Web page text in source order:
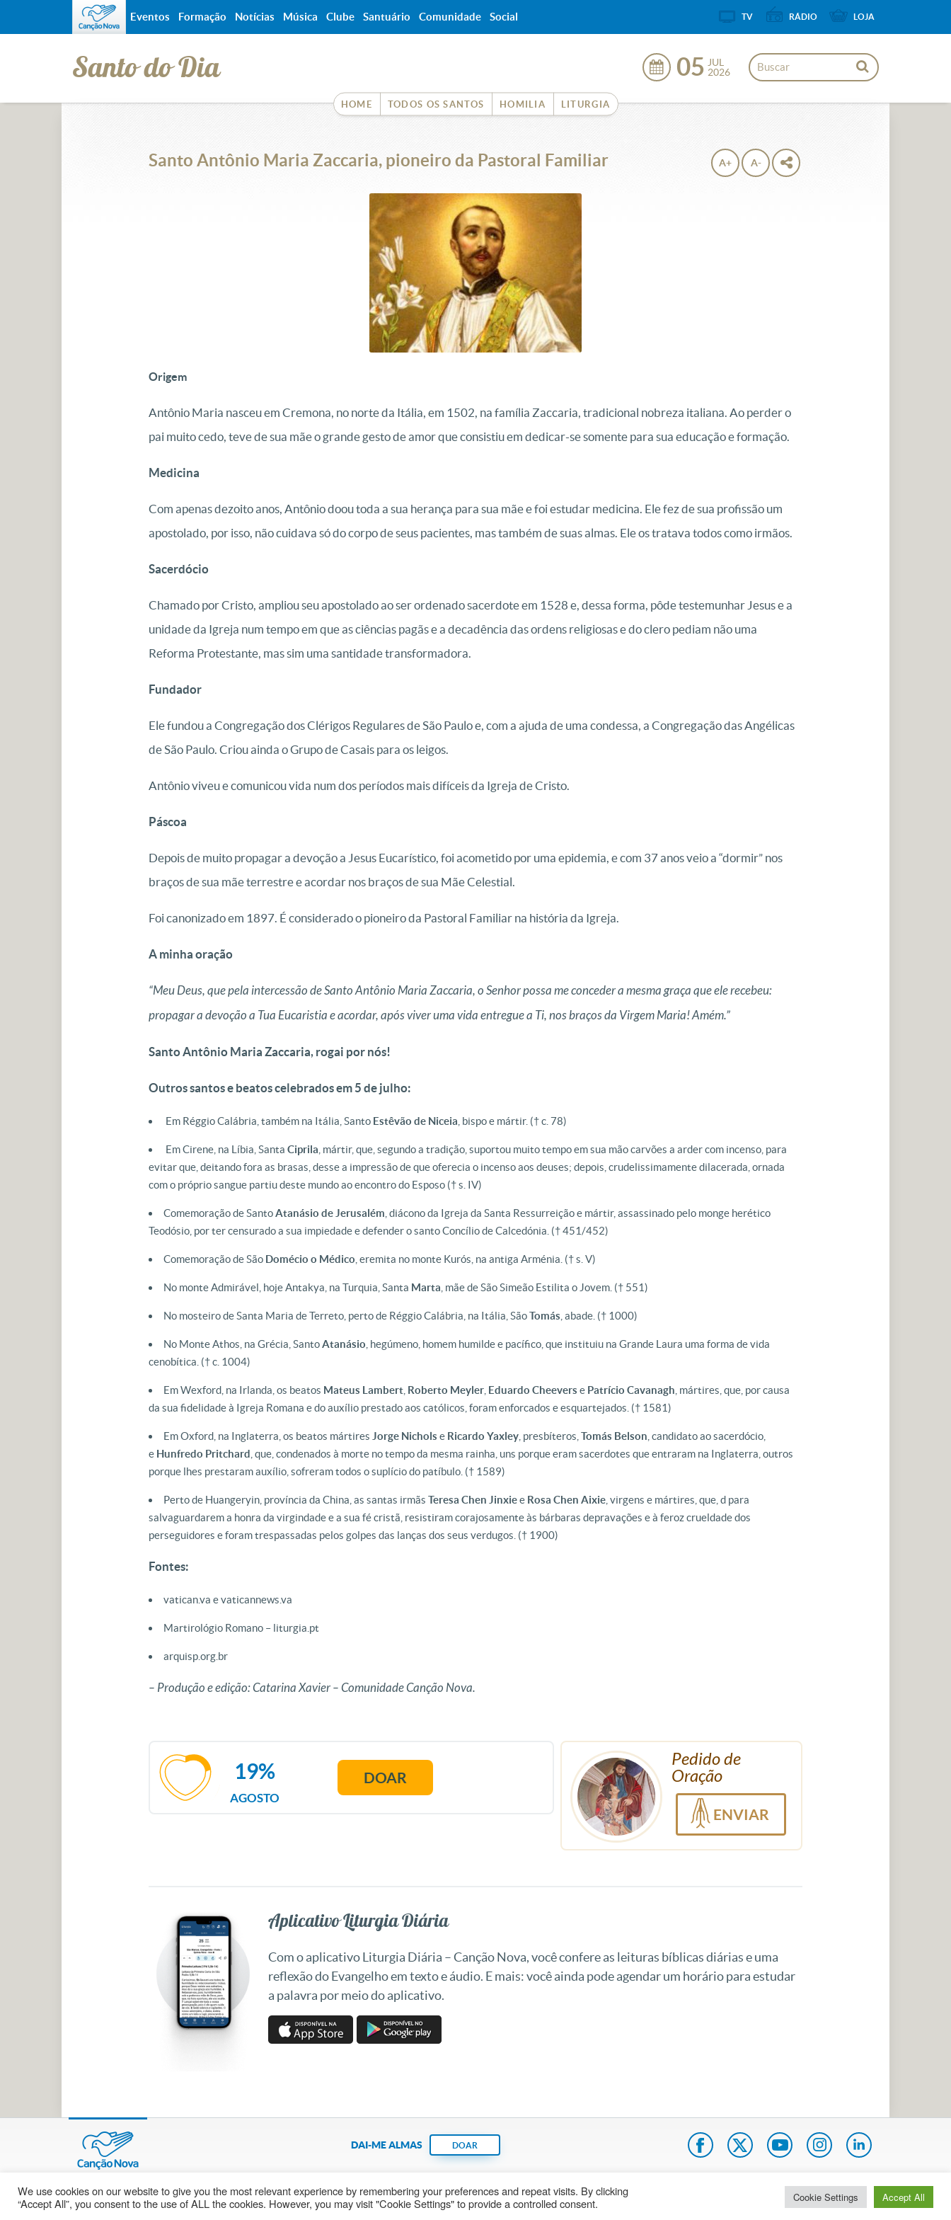
Santo do Dia
HOME TODOS OS SANTOS HOMILIA LITURGIA
05 JUL
2026
Santo Antônio Maria Zaccaria, pioneiro da Pastoral Familiar A+ A-
Origem
Antônio Maria nasceu em Cremona, no norte da Itália, em 1502, na família Zaccaria, tradicional nobreza italiana. Ao perder o
pai muito cedo, teve de sua mãe o grande gesto de amor que consistiu em dedicar-se somente para sua educação e formação.
Medicina
Com apenas dezoito anos, Antônio doou toda a sua herança para sua mãe e foi estudar medicina. Ele fez de sua profissão um
apostolado, por isso, não cuidava só do corpo de seus pacientes, mas também de suas almas. Ele os tratava todos como irmãos.
Sacerdócio
Chamado por Cristo, ampliou seu apostolado ao ser ordenado sacerdote em 1528 e, dessa forma, pôde testemunhar Jesus e a
unidade da Igreja num tempo em que as ciências pagãs e a decadência das ordens religiosas e do clero pediam não uma
Reforma Protestante, mas sim uma santidade transformadora.
Fundador
Ele fundou a Congregação dos Clérigos Regulares de São Paulo e, com a ajuda de uma condessa, a Congregação das Angélicas
de São Paulo. Criou ainda o Grupo de Casais para os leigos.
Antônio viveu e comunicou vida num dos períodos mais difíceis da Igreja de Cristo.
Páscoa
Depois de muito propagar a devoção a Jesus Eucarístico, foi acometido por uma epidemia, e com 37 anos veio a “dormir” nos
braços de sua mãe terrestre e acordar nos braços de sua Mãe Celestial.
Foi canonizado em 1897. É considerado o pioneiro da Pastoral Familiar na história da Igreja.
A minha oração
“Meu Deus, que pela intercessão de Santo Antônio Maria Zaccaria, o Senhor possa me conceder a mesma graça que ele recebeu:
propagar a devoção a Tua Eucaristia e acordar, após viver uma vida entregue a Ti, nos braços da Virgem Maria! Amém.”
Santo Antônio Maria Zaccaria, rogai por nós!
Outros santos e beatos celebrados em 5 de julho:
Em Réggio Calábria, também na Itália, Santo Estêvão de Niceia , bispo e mártir. († c. 78)
Em Cirene, na Líbia, Santa Ciprila , mártir, que, segundo a tradição, suportou muito tempo em sua mão carvões a arder com incenso, para
evitar que, deitando fora as brasas, desse a impressão de que oferecia o incenso aos deuses; depois, crudelissimamente dilacerada, ornada
com o próprio sangue partiu deste mundo ao encontro do Esposo († s. IV)
Comemoração de SantoAtanásio de Jerusalém , diácono da Igreja da Santa Ressurreição e mártir, assassinado pelo monge herético
Teodósio, por ter censurado a sua impiedade e defender o santo Concílio de Calcedónia. († 451/452)
Comemoração de São Domécio o Médico , eremita no monte Kurós, na antiga Arménia. († s. V)
No monte Admirável, hoje Antakya, na Turquia, Santa Marta , mãe de São Simeão Estilita o Jovem. († 551)
No mosteiro de Santa Maria de Terreto, perto de Réggio Calábria, na Itália, SãoTomás , abade. († 1000)
No Monte Athos, na Grécia, SantoAtanásio , hegúmeno, homem humilde e pacífico, que instituiu na Grande Laura uma forma de vida
cenobítica. († c. 1004)
Em Wexford, na Irlanda, os beatos Mateus Lambert, Roberto Meyler, Eduardo Cheevers e Patrício Cavanagh , mártires, que, por causa
da sua fidelidade à Igreja Romana e do auxílio prestado aos católicos, foram enforcados e esquartejados. († 1581)
Em Oxford, na Inglaterra, os beatos mártires Jorge Nichols e Ricardo Yaxley, presbíteros, Tomás Belson , candidato ao sacerdócio,
e Hunfredo Pritchard , que, condenados à morte no tempo da mesma rainha, uns porque eram sacerdotes que entraram na Inglaterra, outros
porque lhes prestaram auxílio, sofreram todos o suplício do patíbulo. († 1589)
Perto de Huangeryin, província da China, as santas irmãs Teresa Chen Jinxiee Rosa Chen Aixie, virgens e mártires, que, d para
salvaguardarem a honra da virgindade e a sua fé cristã, resistiram corajosamente às bárbaras depravações e à feroz crueldade dos
perseguidores e foram trespassadas pelos golpes das lanças dos seus verdugos. († 1900)
Fontes:
vatican.va e vaticannews.va
Martirológio Romano – liturgia.pt
arquisp.org.br
– Produção e edição: Catarina Xavier – Comunidade Canção Nova.
AGOSTO
19% DOAR
Pedido de
Oração
ENVIAR
Aplicativo Liturgia Diária
Com o aplicativo Liturgia Diária – Canção Nova, você confere as leituras bíblicas diárias e uma
reflexão do Evangelho em texto e áudio. E mais: você ainda pode agendar um horário para estudar
a palavra por meio do aplicativo.
Eventos Formação Notícias Música Clube Santuário Comunidade Social TV RÁDIO LOJA
DAI-ME ALMAS DOAR
Fundação João Paulo II Pedido de Oração Mapa do site
cancaonova.com© 2002 – 2026
Todos os direitos reservados.
We use cookies on our website to give you the most relevant experience by remembering your preferences and repeat visits. By clicking
“Accept All”, you consent to the use of ALL the cookies. However, you may visit "Cookie Settings" to provide a controlled consent.
Cookie Settings Accept All